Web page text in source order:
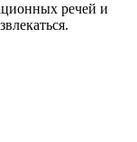
речей и